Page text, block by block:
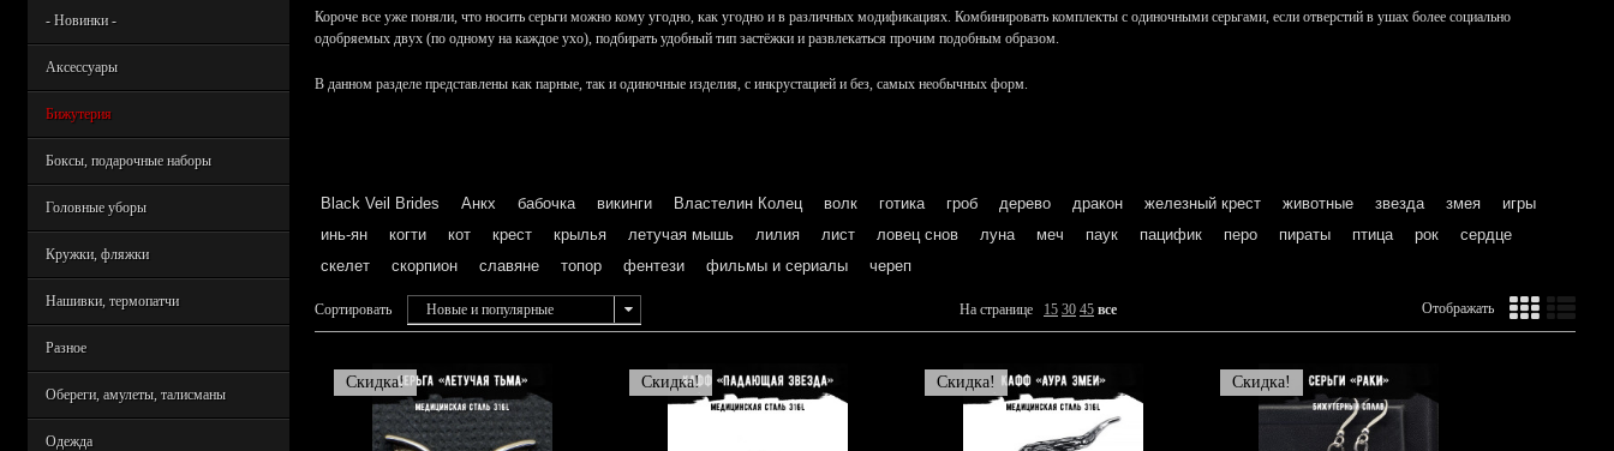
- Новинки -
Аксессуары
Бижутерия
Боксы, подарочные наборы
Головные уборы
Кружки, фляжки
Нашивки, термопатчи
Разное
Обереги, амулеты, талисманы
Одежда
Короче все уже поняли, что носить серьги можно кому угодно, как угодно и в различных модификациях. Комбинировать комплекты с одиночными серьгами, если отверстий в ушах более социально
одобряемых двух (по одному на каждое ухо), подбирать удобный тип застёжки и развлекаться прочим подобным образом.
В данном разделе представлены как парные, так и одиночные изделия, с инкрустацией и без, самых необычных форм.
Black Veil Brides Анкх бабочка викинги Властелин Колец волк готика гроб дерево дракон железный крест животные звезда змея
игры
инь-ян
когти кот крест крылья летучая мышь лилия лист ловец снов луна меч паук пацифик перо пираты птица рок
сердце
скелет
скорпион славяне топор фентези фильмы и сериалы череп
Сортировать Новые и популярные На странице 15 30 45 все Отображать
Скидка! Скидка! Скидка! Скидка!